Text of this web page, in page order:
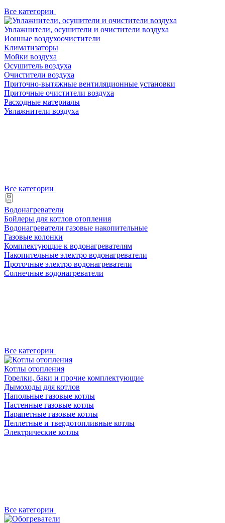
Все категории
Увлажнители, осушители и очистители воздуха
Ионные воздухоочистители
Климатизаторы
Мойки воздуха
Осушитель воздуха
Очистители воздуха
Приточно-вытяжные вентиляционные установки
Приточные очистители воздуха
Расходные материалы
Увлажнители воздуха
Все категории
Водонагреватели
Бойлеры для котлов отопления
Водонагреватели газовые накопительные
Газовые колонки
Комплектующие к водонагревателям
Накопительные электро водонагреватели
Проточные электро водонагреватели
Солнечные водонагреватели
Все категории
Котлы отопления
Горелки, баки и прочие комплектующие
Дымоходы для котлов
Напольные газовые котлы
Настенные газовые котлы
Парапетные газовые котлы
Пеллетные и твердотопливные котлы
Электрические котлы
Все категории